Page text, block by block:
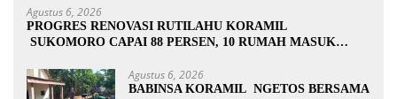
Agustus 6, 2026
PROGRES RENOVASI RUTILAHU KORAMIL
SUKOMORO CAPAI 88 PERSEN, 10 RUMAH MASUK
Agustus 6, 2026
BABINSA KORAMIL NGETOS BERSAMA